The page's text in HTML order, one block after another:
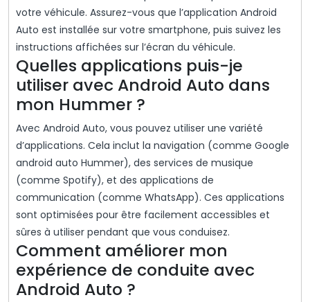
votre véhicule. Assurez-vous que l’application Android
Auto est installée sur votre smartphone, puis suivez les
instructions affichées sur l’écran du véhicule.
Quelles applications puis-je
utiliser avec Android Auto dans
mon Hummer ?
Avec Android Auto, vous pouvez utiliser une variété
d’applications. Cela inclut la navigation (comme Google
android auto Hummer), des services de musique
(comme Spotify), et des applications de
communication (comme WhatsApp). Ces applications
sont optimisées pour être facilement accessibles et
sûres à utiliser pendant que vous conduisez.
Comment améliorer mon
expérience de conduite avec
Android Auto ?